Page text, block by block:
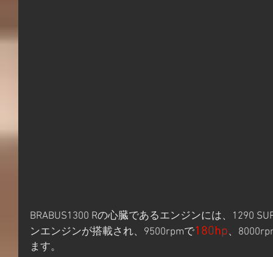
BRABUS1300 Rの心臓であるエンジンには、1290
ンエンジンが搭載され、9500rpmで180hp、
ます。